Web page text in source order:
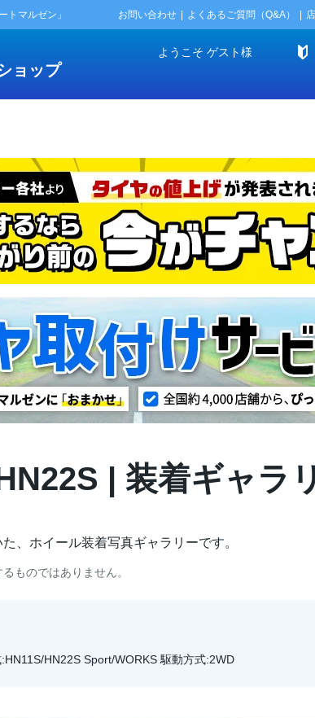
トマルゼン」 お問い合わせ よくあるご質問（Q&A）
ョップ
ようこそ ゲスト様
| 装着ギャラ
、ホイール装着写真ギャラリーです。
ものではありません。
HN22S Sport/WORKS 駆動方式:2WD